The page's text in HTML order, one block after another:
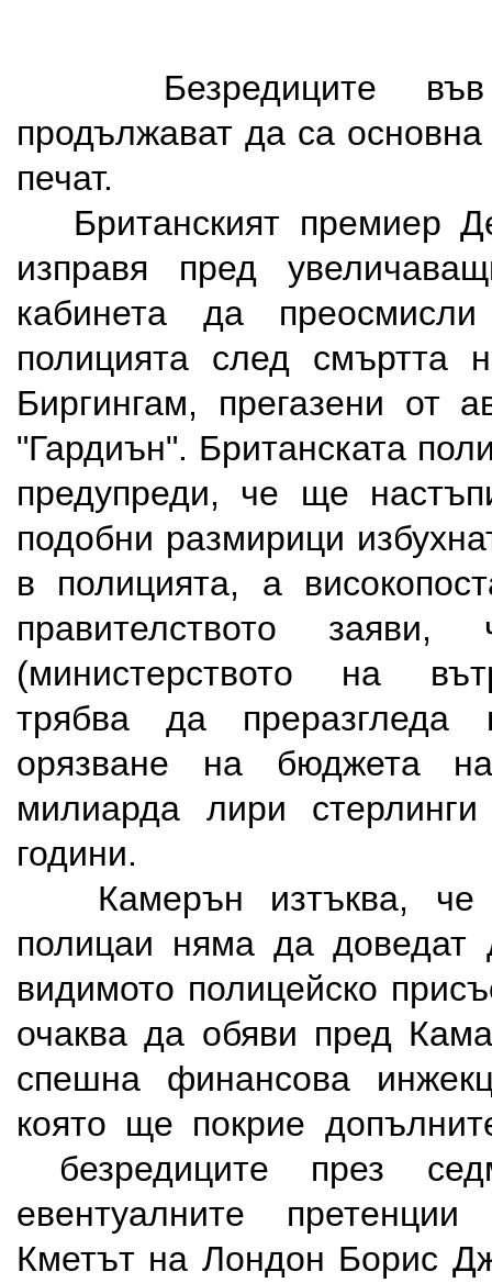
Безредиците във
продължават да са
печат.
Британският премиер
изправя пред
кабинета да
полицията след
Биргингам, прегазени от
"Гардиън". Британската
предупреди, че ще
подобни размирици
в полицията, а
правителството
(министерството на
трябва да преразгледа
орязване на бюджета
милиарда лири
години.
Камерън изтъква, че
полицаи няма да доведат
видимото полицейско
очаква да обяви пред
спешна финансова
която ще покрие
безредиците през
евентуалните
Кметът на Лондон Борис